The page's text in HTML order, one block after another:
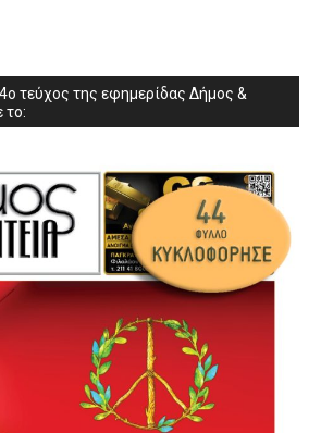
τεύχος της εφημερίδας Δήμος &
το: